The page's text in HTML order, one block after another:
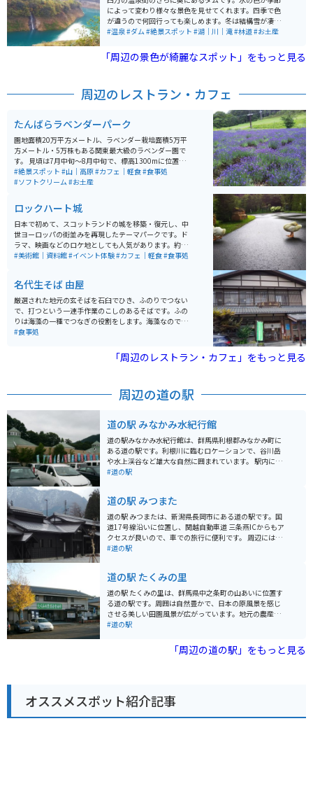
によって変わり様々な景色を見せてくれます。四季で色
が違うので何回行っても楽しめます。冬は結構雪が凄い
のでバイクでは厳しいですが、春から秋まではオススメ
#温泉#ダム#絶景スポット #湖｜川｜滝#林道#お土産
「周辺の景色が綺麗なスポット」をもっと見る
周辺のレストラン・カフェ
たんばらラベンダーパーク
園地面積20万平方メートル、ラベンダー栽培面積5万平
方メートル・5万株もある関東最大級のラベンダー園で
す。 見頃は7月中旬～8月中旬で、標高1300mに位置す
るので涼しいです。園内には、見わたすかぎりのラベン
ダーや、カラフルな花々を並べた彩の丘、一面に咲くひ
場者のおよそ2人に1人が食するラベンダーソフトクリー
ムをはじめ、新登場の冷やしラベンダーラーメンなど、
味覚でもラベンダーを楽しめるオリジナルメニューがた
くさんあります。 その他にも、畑に咲いているラベンダ
ーお持ち帰りできるラベンダー摘取り体験や、ラベンダ
ーを使用したオリジナルグッズなど、ラベンダーを感じ
#絶景スポット #山｜高原#カフェ｜軽食#食事処
#ソフトクリーム#お土産
ロックハート城
日本で初めて、スコットランドの城を移築・復元し、中
世ヨーロッパの街並みを再現したテーマパークです。ド
ラマ、映画などのロケ地としても人気があります。約55
0着の豪華ドレスを試せる「プリンセス体験」と「謎解
#美術館｜資料館#イベント体験#カフェ｜軽食#食事処
名代生そば 由屋
厳選された地元の玄そばを石臼でひき、ふのりでつない
で、打つという一連手作業のこしのあるそばです。ふの
りは海藻の一種でつなぎの役割をします。海藻なのでツ
ルツルとした舌触りで喉越しも気持ちいい。観光で食事
#食事処
「周辺のレストラン・カフェ」をもっと見る
周辺の道の駅
道の駅 みなかみ水紀行館
道の駅みなかみ水紀行館は、群馬県利根郡みなかみ町に
ある道の駅です。利根川に臨むロケーションで、谷川岳
や水上渓谷など雄大な自然に囲まれています。 駅内に
は、地元の新鮮な農産物を販売する直売所や、水上ラー
いて学べる「水紀行館」は、大人から子供まで楽しめる
施設です。 バイクで訪れる際は、道の駅に隣接する駐車
場にバイク専用のスペースがあります。谷川岳や水上渓
谷など、周辺にはツーリングスポットも多いため、休憩
場所としておすすめです。 水上温泉や宝川温泉など、周
ほたか」や、山菜、きのこなどが有名です。
#道の駅
道の駅 みつまた
道の駅 みつまたは、新潟県長岡市にある道の駅です。国
道17号線沿いに位置し、関越自動車道 三条燕ICからもア
クセスが良いので、車での旅行に便利です。 周辺には、
国指定史跡の「三俣の蛇清水」や、キャンプや釣りが楽
販売する直売所も併設されており、お土産探しにも最適
です。 バイクで訪れる場合、道の駅 みつまたは広い駐車
場があるので安心して駐車できます。ツーリングの休憩
場所としてもおすすめです。 長岡市は、米菓や日本酒が
有名です。道の駅 みつまたでも、地元産の米菓や日本酒
#道の駅
道の駅 たくみの里
道の駅 たくみの里は、群馬県中之条町の山あいに位置す
る道の駅です。周囲は自然豊かで、日本の原風景を感じ
させる美しい田園風景が広がっています。地元の農産物
直売所では、新鮮な野菜や果物、特産品などが販売され
は、そば打ちやこんにゃく作りなどを体験できる工房が
点在しており、大人から子供まで楽しむことができま
も良好なので、ツーリングの拠点としてもおすすめで
す。 このエリアの名産品としては、地元産のそば粉を使
った「六合そば」や、山菜を使った料理が挙げられま
#道の駅
「周辺の道の駅」をもっと見る
オススメスポット紹介記事